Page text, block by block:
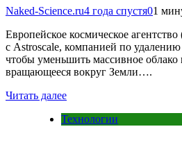
Naked-Science.ru4 года спустя01
Европейское космическое
с Astroscale, компанией по
чтобы уменьшить массивное облако
вращающееся вокруг Земли….
Читать далее
Технологии